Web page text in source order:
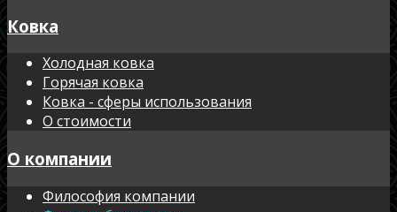
Ковка
Холодная ковка
Горячая ковка
Ковка - сферы использования
О стоимости
О компании
Философия компании